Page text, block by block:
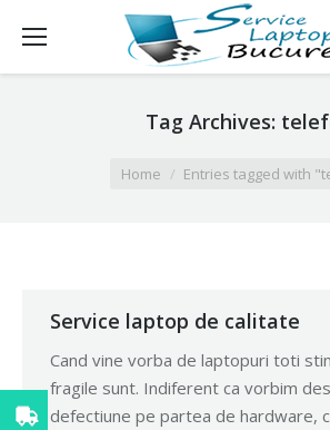
Tag Archives:
Home Entries tagged with
Service laptop de calitate
Cand vine vorba de laptopuri toti
fragile sunt. Indiferent ca vorbim
defectiune pe partea de hardware,